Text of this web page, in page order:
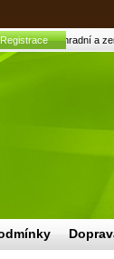
1250 g | Zahradní a
Registrace